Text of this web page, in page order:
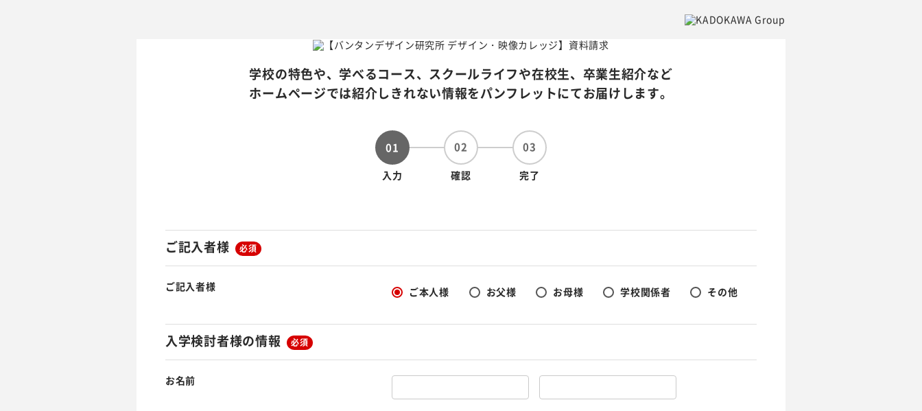
学校の特色や、学べるコース、スクールライフや在校生、卒業生紹介など
ホームページでは紹介しきれない情報をパンフレットにてお届けします。
01
入力
02
確認
03
完了
ご記入者様 必須
ご記入者様 ご本人様 お父様 お母様 学校関係者 その他
入学検討者様の情報 必須
お名前